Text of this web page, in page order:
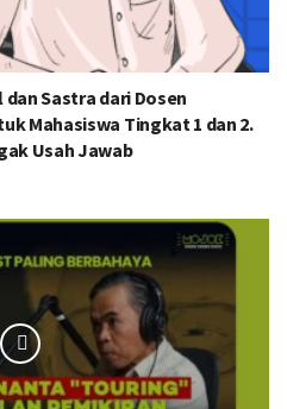
Sastra dari Dosen
Mahasiswa Tingkat 1 dan 2.
Usah Jawab